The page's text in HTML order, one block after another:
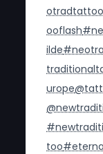
otradtattoo
ooflash
ilde
urope
too